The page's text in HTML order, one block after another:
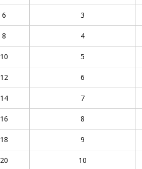
6 3
8 4
10 5
12 6
14 7
16 8
18 9
20 10